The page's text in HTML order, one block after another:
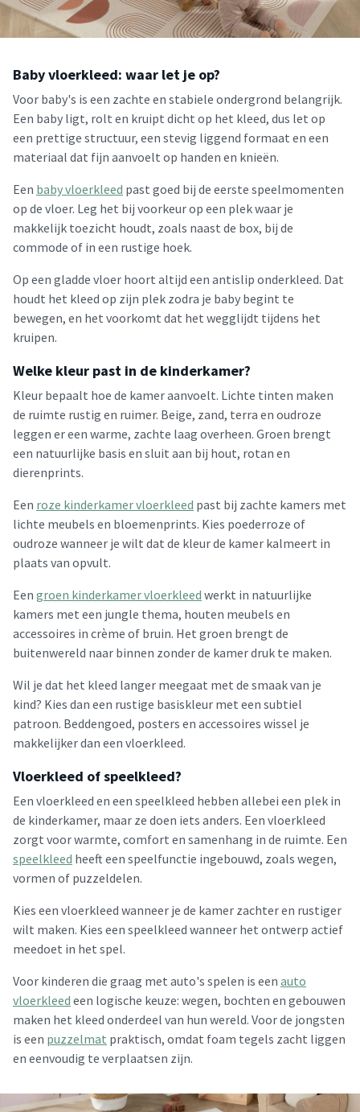
Baby vloerkleed: waar let je op?
Voor baby's is een zachte en stabiele ondergrond belangrijk.
Een baby ligt, rolt en kruipt dicht op het kleed, dus let op
een prettige structuur, een stevig liggend formaat en een
materiaal dat fijn aanvoelt op handen en knieën.
Een baby vloerkleed past goed bij de eerste speelmomenten
op de vloer. Leg het bij voorkeur op een plek waar je
makkelijk toezicht houdt, zoals naast de box, bij de
commode of in een rustige hoek.
Op een gladde vloer hoort altijd een antislip onderkleed. Dat
houdt het kleed op zijn plek zodra je baby begint te
bewegen, en het voorkomt dat het wegglijdt tijdens het
kruipen.
Welke kleur past in de kinderkamer?
Kleur bepaalt hoe de kamer aanvoelt. Lichte tinten maken
de ruimte rustig en ruimer. Beige, zand, terra en oudroze
leggen er een warme, zachte laag overheen. Groen brengt
een natuurlijke basis en sluit aan bij hout, rotan en
dierenprints.
Een roze kinderkamer vloerkleed past bij zachte kamers met
lichte meubels en bloemenprints. Kies poederroze of
oudroze wanneer je wilt dat de kleur de kamer kalmeert in
plaats van opvult.
Een groen kinderkamer vloerkleed werkt in natuurlijke
kamers met een jungle thema, houten meubels en
accessoires in crème of bruin. Het groen brengt de
buitenwereld naar binnen zonder de kamer druk te maken.
Wil je dat het kleed langer meegaat met de smaak van je
kind? Kies dan een rustige basiskleur met een subtiel
patroon. Beddengoed, posters en accessoires wissel je
makkelijker dan een vloerkleed.
Vloerkleed of speelkleed?
Een vloerkleed en een speelkleed hebben allebei een plek in
de kinderkamer, maar ze doen iets anders. Een vloerkleed
zorgt voor warmte, comfort en samenhang in de ruimte. Een
speelkleed heeft een speelfunctie ingebouwd, zoals wegen,
vormen of puzzeldelen.
Kies een vloerkleed wanneer je de kamer zachter en rustiger
wilt maken. Kies een speelkleed wanneer het ontwerp actief
meedoet in het spel.
Voor kinderen die graag met auto's spelen is een auto
vloerkleed een logische keuze: wegen, bochten en gebouwen
maken het kleed onderdeel van hun wereld. Voor de jongsten
is een puzzelmat praktisch, omdat foam tegels zacht liggen
en eenvoudig te verplaatsen zijn.